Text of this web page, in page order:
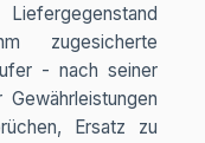
zugesicherte
- nach seiner
Ersatz zu